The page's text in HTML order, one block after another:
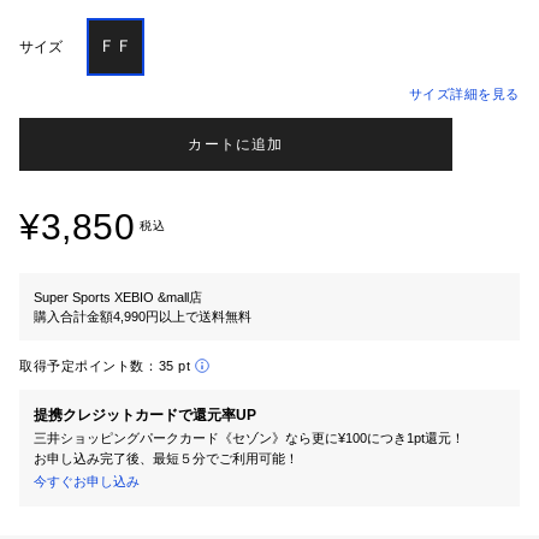
サイズ ＦＦ
サイズ詳細を見る
カートに追加
¥3,850 税込
Super Sports XEBIO &mall店
購入合計金額4,990円以上で送料無料
取得予定ポイント数： 35 pt
提携クレジットカードで還元率UP
三井ショッピングパークカード《セゾン》なら更に¥100につき1pt還元！
お申し込み完了後、最短５分でご利用可能！
今すぐお申し込み